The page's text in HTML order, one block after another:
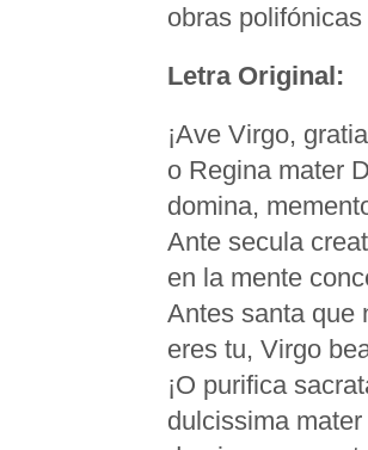
obras
Letra Original:
¡Ave Virgo,
o Regina mater
domina,
Ante secula
en la mente
Antes santa que
eres tu, Virgo
¡O purifica
dulcissima